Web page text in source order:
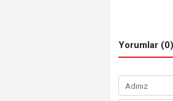
Yorumlar (0)